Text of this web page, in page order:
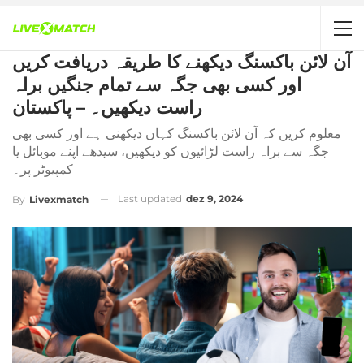
آن لائن باکسنگ دیکھنے کا طریقہ دریافت کریں
اور کسی بھی جگہ سے تمام جنگیں براہ
راست دیکھیں۔ – پاکستان
معلوم کریں کہ آن لائن باکسنگ کہاں دیکھنی ہے اور کسی بھی
جگہ سے براہ راست لڑائیوں کو دیکھیں، سیدھے اپنے موبائل یا
کمپیوٹر پر۔
By Livexmatch Last updated dez 9, 2024